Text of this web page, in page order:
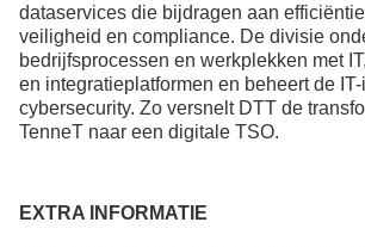
dataservices die bijdragen aan
veiligheid en compliance. De divisie
bedrijfsprocessen en werkplekken met
en integratieplatformen en beheert de
cybersecurity. Zo versnelt DTT de
TenneT naar een digitale TSO.
EXTRA INFORMATIE